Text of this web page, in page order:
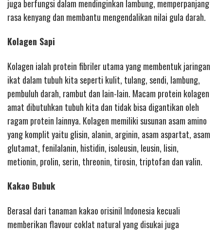
juga berfungsi dalam mendinginkan lambung, memperpanjang
rasa kenyang dan membantu mengendalikan nilai gula darah.
Kolagen Sapi
Kolagen ialah protein fibriler utama yang membentuk jaringan
ikat dalam tubuh kita seperti kulit, tulang, sendi, lambung,
pembuluh darah, rambut dan lain-lain. Macam protein kolagen
amat dibutuhkan tubuh kita dan tidak bisa digantikan oleh
ragam protein lainnya. Kolagen memiliki susunan asam amino
yang komplit yaitu glisin, alanin, arginin, asam aspartat, asam
glutamat, fenilalanin, histidin, isoleusin, leusin, lisin,
metionin, prolin, serin, threonin, tirosin, triptofan dan valin.
Kakao Bubuk
Berasal dari tanaman kakao orisinil Indonesia kecuali
memberikan flavour coklat natural yang disukai juga